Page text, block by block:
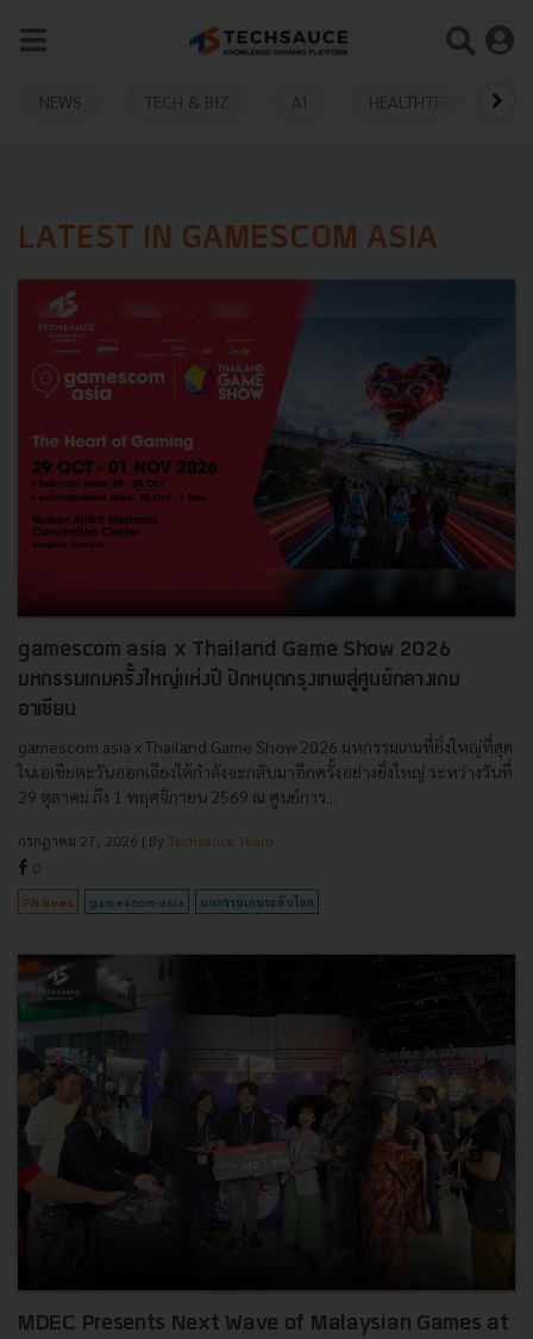
NEWS TECH & BIZ AI HEALTHTECH
LATEST IN GAMESCOM ASIA
gamescom asia x Thailand Game Show 2026
มหกรรมเกมครั้งใหญ่แห่งปี ปักหมุดกรุงเทพสู่ศูนย์กลางเกม
อาเซียน
gamescom asia x Thailand Game Show 2026 มหกรรมเกมที่ยิ่งใหญ่ที่สุด
ในเอเชียตะวันออกเฉียงใต้กำลังจะกลับมาอีกครั้งอย่างยิ่งใหญ่ ระหว่างวันที่
29 ตุลาคม ถึง 1 พฤศจิกายน 2569 ณ ศูนย์การ...
กรกฎาคม 27, 2026 | By Techsauce Team
0
PR News gamescom-asia มหกรรมเกมระดับโลก
MDEC Presents Next Wave of Malaysian Games at